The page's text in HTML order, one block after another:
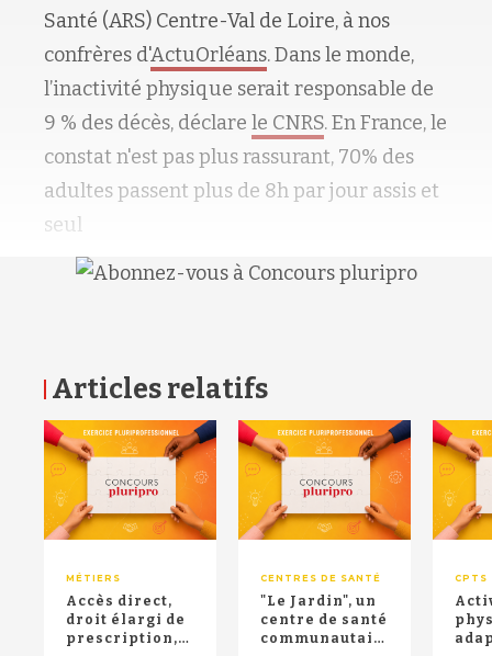
Santé (ARS) Centre-Val de Loire, à nos
confrères d'ActuOrléans. Dans le monde,
l’inactivité physique serait responsable de
9 % des décès, déclare le CNRS. En France, le
constat n'est pas plus rassurant, 70% des
adultes passent plus de 8h par jour assis et
seul
Articles relatifs
MÉTIERS
Accès direct,
droit élargi de
prescription,
CENTRES DE SANTÉ
"Le Jardin", un
centre de santé
communautaire
CPTS
RETOUR HAUT DE PAGE